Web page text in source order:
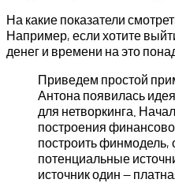
На какие показатели
Например, если хотите
денег и времени на это
Приведем простой
Антона появилась
для нетворкинга.
построения
построить финмодель,
потенциальные
источник один —